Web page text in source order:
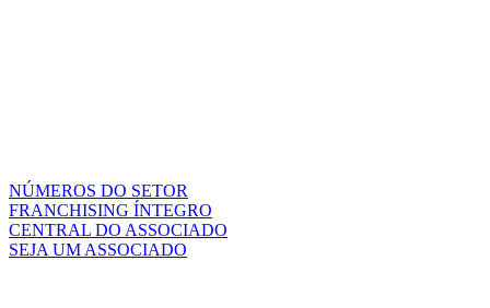
NÚMEROS DO SETOR
FRANCHISING ÍNTEGRO
CENTRAL DO ASSOCIADO
SEJA UM ASSOCIADO